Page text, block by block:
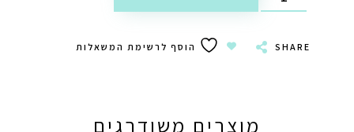
SHARE הוסף לרשימת המשאלות
מוצרים משודרגים